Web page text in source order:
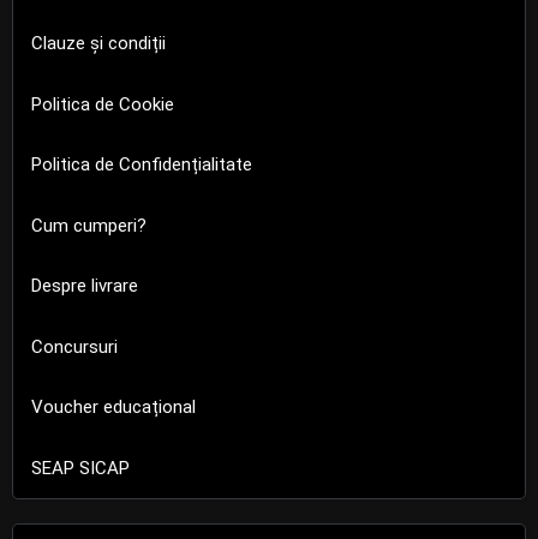
Clauze și condiții
Politica de Cookie
Politica de Confidențialitate
Cum cumperi?
Despre livrare
Concursuri
Voucher educațional
SEAP SICAP